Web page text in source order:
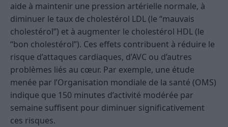
aide à maintenir une pression artérielle normale, à
diminuer le taux de cholestérol LDL (le “mauvais
cholestérol”) et à augmenter le cholestérol HDL (le
“bon cholestérol”). Ces effets contribuent à réduire le
risque d’attaques cardiaques, d’AVC ou d’autres
problèmes liés au cœur. Par exemple, une étude
menée par l’Organisation mondiale de la santé (OMS)
indique que 150 minutes d’activité modérée par
semaine suffisent pour diminuer significativement
ces risques.